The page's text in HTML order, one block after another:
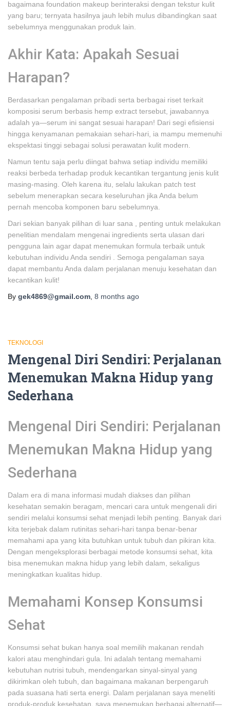
bagaimana foundation makeup berinteraksi dengan tekstur kulit
yang baru; ternyata hasilnya jauh lebih mulus dibandingkan saat
sebelumnya menggunakan produk lain.
Akhir Kata: Apakah Sesuai
Harapan?
Berdasarkan pengalaman pribadi serta berbagai riset terkait
komposisi serum berbasis hemp extract tersebut, jawabannya
adalah ya—serum ini sangat sesuai harapan! Dari segi efisiensi
hingga kenyamanan pemakaian sehari-hari, ia mampu memenuhi
ekspektasi tinggi sebagai solusi perawatan kulit modern.
Namun tentu saja perlu diingat bahwa setiap individu memiliki
reaksi berbeda terhadap produk kecantikan tergantung jenis kulit
masing-masing. Oleh karena itu, selalu lakukan patch test
sebelum menerapkan secara keseluruhan jika Anda belum
pernah mencoba komponen baru sebelumnya.
Dari sekian banyak pilihan di luar sana , penting untuk melakukan
penelitian mendalam mengenai ingredients serta ulasan dari
pengguna lain agar dapat menemukan formula terbaik untuk
kebutuhan individu Anda sendiri . Semoga pengalaman saya
dapat membantu Anda dalam perjalanan menuju kesehatan dan
kecantikan kulit!
By gek4869@gmail.com 8 months ago
TEKNOLOGI
Mengenal Diri Sendiri: Perjalanan
Menemukan Makna Hidup yang
Sederhana
Mengenal Diri Sendiri: Perjalanan
Menemukan Makna Hidup yang
Sederhana
Dalam era di mana informasi mudah diakses dan pilihan
kesehatan semakin beragam, mencari cara untuk mengenali diri
sendiri melalui konsumsi sehat menjadi lebih penting. Banyak dari
kita terjebak dalam rutinitas sehari-hari tanpa benar-benar
memahami apa yang kita butuhkan untuk tubuh dan pikiran kita.
Dengan mengeksplorasi berbagai metode konsumsi sehat, kita
bisa menemukan makna hidup yang lebih dalam, sekaligus
meningkatkan kualitas hidup.
Memahami Konsep Konsumsi
Sehat
Konsumsi sehat bukan hanya soal memilih makanan rendah
kalori atau menghindari gula. Ini adalah tentang memahami
kebutuhan nutrisi tubuh, mendengarkan sinyal-sinyal yang
dikirimkan oleh tubuh, dan bagaimana makanan berpengaruh
pada suasana hati serta energi. Dalam perjalanan saya meneliti
produk-produk kesehatan, saya menemukan berbagai alternatif—